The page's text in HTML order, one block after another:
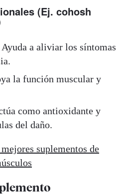
(Ej. cohosh
Ayuda a aliviar los síntomas
la función muscular y
como antioxidante y
del daño.
suplementos de